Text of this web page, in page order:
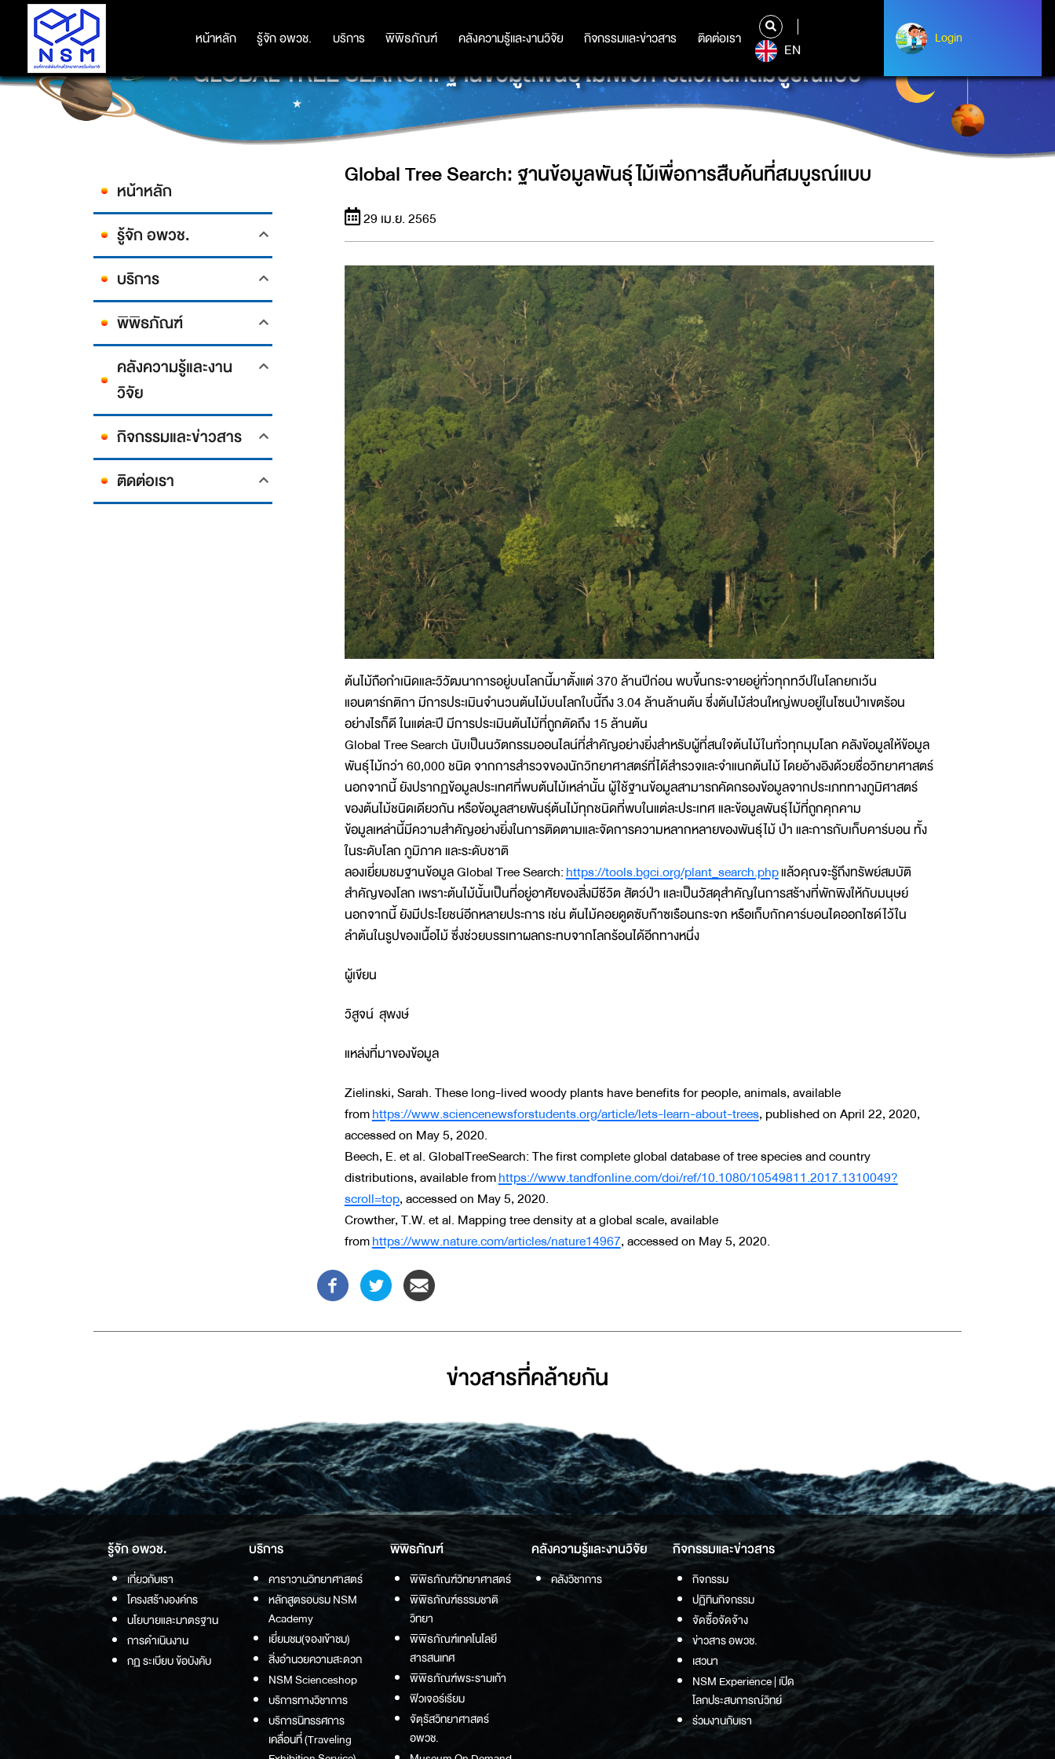
หน้าหลัก รู้จัก อพวช. บริการ พิพิธภัณฑ์ คลังความรู้และงานวิจัย กิจกรรมและข่าวสาร ติดต่อเรา
หน้าหลัก รู้จัก อพวช. บริการ พิพิธภัณฑ์ คลังความรู้และงานวิจัย กิจกรรมและข่าวสาร ติดต่อเรา
EN
Login
Login
GLOBAL TREE SEARCH: ฐานข้อมูลพันธุ์ไม้เพื่อการสืบค้นที่สมบูรณ์แบบ
หน้าหลัก
รู้จัก อพวช.
บริการ
พิพิธภัณฑ์
คลังความรู้และงาน
วิจัย
กิจกรรมและข่าวสาร
ติดต่อเรา
Global Tree Search: ฐานข้อมูลพันธุ์ไม้เพื่อการสืบค้นที่สมบูรณ์แบบ
29 เม.ย. 2565
ต้นไม้ถือกำเนิดและวิวัฒนาการอยู่บนโลกนี้มาตั้งแต่ 370 ล้านปีก่อน พบขึ้นกระจายอยู่ทั่วทุกทวีปในโลกยกเว้น
แอนตาร์กติกา มีการประเมินจำนวนต้นไม้บนโลกใบนี้ถึง 3.04 ล้านล้านต้น ซึ่งต้นไม้ส่วนใหญ่พบอยู่ในโซนป่าเขตร้อน
อย่างไรก็ดี ในแต่ละปี มีการประเมินต้นไม้ที่ถูกตัดถึง 15 ล้านต้น
Global Tree Search นับเป็นนวัตกรรมออนไลน์ที่สำคัญอย่างยิ่งสำหรับผู้ที่สนใจต้นไม้ในทั่วทุกมุมโลก คลังข้อมูลให้ข้อมูล
พันธุ์ไม้กว่า 60,000 ชนิด จากการสำรวจของนักวิทยาศาสตร์ที่ได้สำรวจและจำแนกต้นไม้ โดยอ้างอิงด้วยชื่อวิทยาศาสตร์
นอกจากนี้ ยังปรากฏข้อมูลประเทศที่พบต้นไม้เหล่านั้น ผู้ใช้ฐานข้อมูลสามารถคัดกรองข้อมูลจากประเภททางภูมิศาสตร์
ของต้นไม้ชนิดเดียวกัน หรือข้อมูลสายพันธุ์ต้นไม้ทุกชนิดที่พบในแต่ละประเทศ และข้อมูลพันธุ์ไม้ที่ถูกคุกคาม
ข้อมูลเหล่านี้มีความสำคัญอย่างยิ่งในการติดตามและจัดการความหลากหลายของพันธุ์ไม้ ป่า และการกับเก็บคาร์บอน ทั้ง
ในระดับโลก ภูมิภาค และระดับชาติ
ลองเยี่ยมชมฐานข้อมูล Global Tree Search:https://tools.bgci.org/plant_search.phpแล้วคุณจะรู้ถึงทรัพย์สมบัติ
สำคัญของโลก เพราะต้นไม้นั้นเป็นที่อยู่อาศัยของสิ่งมีชีวิต สัตว์ป่า และเป็นวัสดุสำคัญในการสร้างที่พักพิงให้กับมนุษย์
นอกจากนี้ ยังมีประโยชน์อีกหลายประการ เช่น ต้นไม้คอยดูดซับก๊าซเรือนกระจก หรือเก็บกักคาร์บอนไดออกไซด์ไว้ใน
ลำต้นในรูปของเนื้อไม้ ซึ่งช่วยบรรเทาผลกระทบจากโลกร้อนได้อีกทางหนึ่ง
ผู้เขียน
วิสูจน์ สุพงษ์
แหล่งที่มาของข้อมูล
Zielinski, Sarah. These long-lived woody plants have benefits for people, animals, available
fromhttps://www.sciencenewsforstudents.org/article/lets-learn-about-trees, published on April 22, 2020,
accessed on May 5, 2020.
Beech, E. et al. GlobalTreeSearch: The first complete global database of tree species and country
distributions, available fromhttps://www.tandfonline.com/doi/ref/10.1080/10549811.2017.1310049?
scroll=top, accessed on May 5, 2020.
Crowther, T.W. et al. Mapping tree density at a global scale, available
fromhttps://www.nature.com/articles/nature14967, accessed on May 5, 2020.
ข่าวสารที่่คล้ายกัน
รู้จัก อพวช.
เกี่ยวกับเรา
โครงสร้างองค์กร
นโยบายและมาตรฐาน
การดำเนินงาน
กฏ ระเบียบ ข้อบังคับ
บริการ
คาราวานวิทยาศาสตร์
หลักสูตรอบรม NSM
Academy
เยี่ยมชม(จองเข้าชม)
สิ่งอำนวยความสะดวก
NSM Scienceshop
บริการทางวิชาการ
บริการนิทรรศการ
เคลื่อนที่ (Traveling
พิพิธภัณฑ์
พิพิธภัณฑ์วิทยาศาสตร์
พิพิธภัณฑ์ธรรมชาติ
วิทยา
พิพิธภัณฑ์เทคโนโลยี
สารสนเทศ
พิพิธภัณฑ์พระรามเก้า
ฟิวเจอร์เรียม
จัตุรัสวิทยาศาสตร์
อพวช.
คลังความรู้และงานวิจัย
คลังวิชาการ
กิจกรรมและข่าวสาร
กิจกรรม
ปฏิทินกิจกรรม
จัดซื้อจัดจ้าง
ข่าวสาร อพวช.
เสวนา
NSM Experience | เปิด
โลกประสบการณ์วิทย์
ร่วมงานกับเรา